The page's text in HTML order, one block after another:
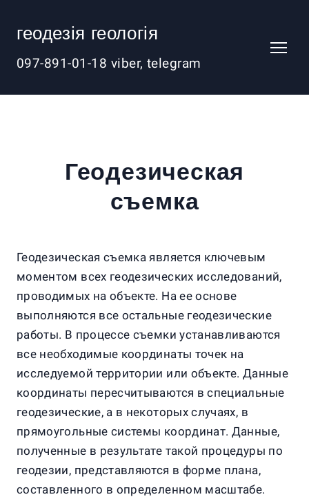
геодезія геологія
097-891-01-18 viber, telegram
Геодезическая
съемка
Геодезическая съемка является ключевым
моментом всех геодезических исследований,
проводимых на объекте. На ее основе
выполняются все остальные геодезические
работы. В процессе съемки устанавливаются
все необходимые координаты точек на
исследуемой территории или объекте. Данные
координаты пересчитываются в специальные
геодезические, а в некоторых случаях, в
прямоугольные системы координат. Данные,
полученные в результате такой процедуры по
геодезии, представляются в форме плана,
составленного в определенном масштабе.